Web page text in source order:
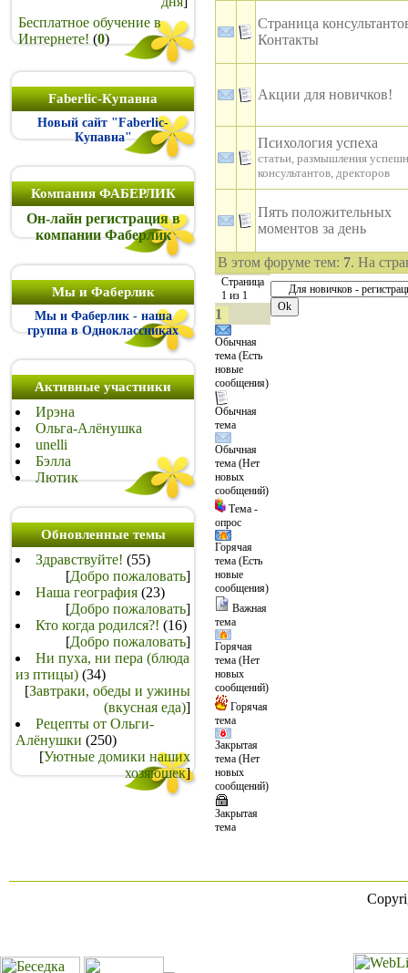
Бесплатное обучение в
Интернете! (0)
Faberlic-Купавна
Новый сайт "Faberlic-
Купавна"
Компания ФАБЕРЛИК
Он-лайн регистрация в
компании Фаберлик
Мы и Фаберлик
Мы и Фаберлик - наша
группа в Одноклассниках
Активные участники
Ирэна
Ольга-Алёнушка
unelli
Бэлла
Лютик
Обновленные темы
Здравствуйте! (55)
[Добро пожаловать]
Наша география (23)
[Добро пожаловать]
Кто когда родился?! (16)
[Добро пожаловать]
Ни пуха, ни пера (блюда
из птицы) (34)
[Завтраки, обеды и ужины
(вкусная еда)]
Рецепты от Ольги-
Алёнушки (250)
[Уютные домики наших
хозяюшек]
Страница
Контакты
Акции для новичков!
Психология успеха
статьи, размышления
консультантов, дректоров
Пять положительных
моментов за день
В этом форуме тем: 7. На
Страница
1 из 1
1
Обычная
тема (Есть
новые
сообщения)
Обычная
тема
Обычная
тема (Нет
новых
сообщений)
Тема -
опрос
Горячая
тема (Есть
новые
сообщения)
Важная
тема
Горячая
тема (Нет
новых
сообщений)
Горячая
тема
Закрытая
тема (Нет
новых
сообщений)
Закрытая
тема